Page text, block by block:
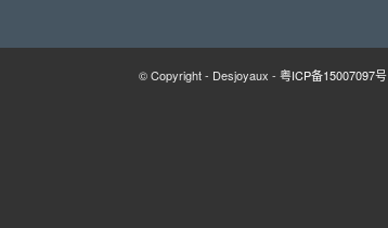
© Copyright - Desjoyaux - 粤ICP备15007097号